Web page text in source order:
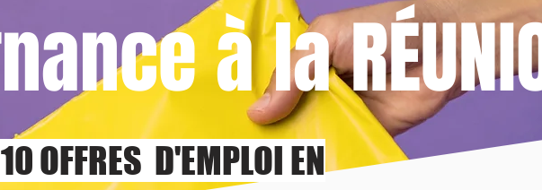
à la
10 OFFRES D'EMPLOI EN